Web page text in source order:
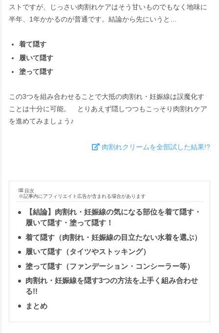
ストですが、じっさい肉割れケアはそう甘いものでもなく地味に
半年、1年かかるのが普通です。結論から先にいうと…
着て隠す
履いて隠す
塗って隠す
この3つを組み合わせることで大抵の肉割れ・妊娠線は誤魔化す
ことは十分に可能。 とりあえず隠しつつもこっそり肉割れケア
を進めてみましょう♪
肉割れクリームを全部試した結果!?
目次
※記事内にアフィリエイト広告が含まれる場合があります
【結論】肉割れ・妊娠線の気になる部位を着て隠す・
履いて隠す・塗って隠す！
着て隠す（肉割れ・妊娠線の目立たない水着を選ぶ）
履いて隠す（タイツやストッキング）
塗って隠す（ファンデーション・コンシーラー等）
肉割れ・妊娠線を隠す3つの方法を上手く組み合わせ
る!!
まとめ